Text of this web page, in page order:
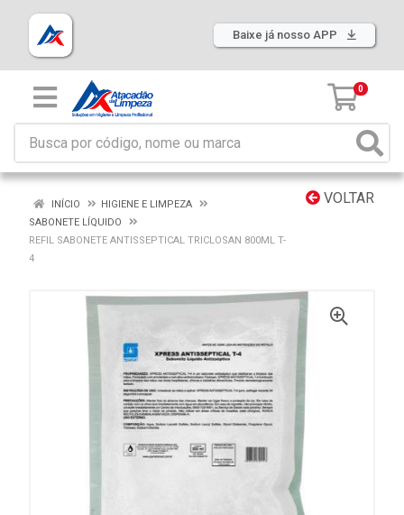
Baixe já nosso APP
0
VOLTAR
INÍCIO
HIGIENE E LIMPEZA
SABONETE LÍQUIDO
REFIL SABONETE ANTISSEPTICAL TRICLOSAN 800ML T-
4